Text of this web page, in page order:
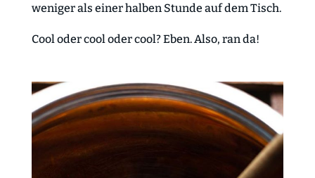
weniger als einer halben Stunde auf dem Tisch.
Cool oder cool oder cool? Eben. Also, ran da!